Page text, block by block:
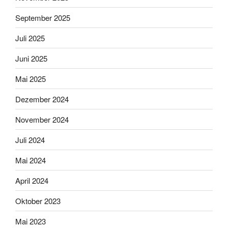
September 2025
Juli 2025
Juni 2025
Mai 2025
Dezember 2024
November 2024
Juli 2024
Mai 2024
April 2024
Oktober 2023
Mai 2023